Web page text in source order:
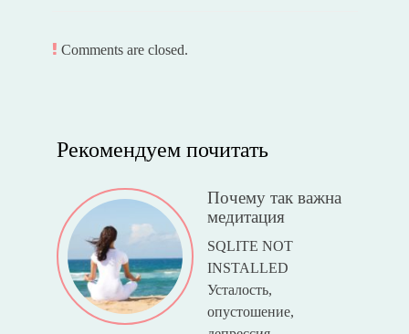
Comments are closed.
Рекомендуем почитать
Почему так важна
медитация
SQLITE NOT
INSTALLED
Усталость,
опустошение,